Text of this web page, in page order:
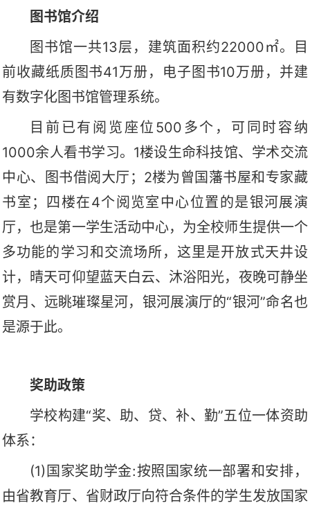
图书馆介绍
图书馆一共13层，建筑面积约22000㎡。目
前收藏纸质图书41万册，电子图书10万册，并建
有数字化图书馆管理系统。
目前已有阅览座位500多个，可同时容纳
1000余人看书学习。1楼设生命科技馆、学术交流
中心、图书借阅大厅；2楼为曾国藩书屋和专家藏
书室；四楼在4个阅览室中心位置的是银河展演
厅，也是第一学生活动中心，为全校师生提供一个
多功能的学习和交流场所，这里是开放式天井设
计，晴天可仰望蓝天白云、沐浴阳光，夜晚可静坐
赏月、远眺璀璨星河，银河展演厅的“银河”命名也
是源于此。
奖助政策
学校构建“奖、助、贷、补、勤”五位一体资助
体系：
(1)国家奖助学金:按照国家统一部署和安排，
由省教育厅、省财政厅向符合条件的学生发放国家